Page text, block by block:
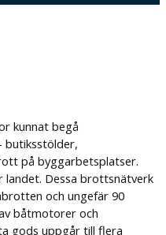
kunnat begå
butiksstölder,
på byggarbetsplatser.
Dessa brottsnätverk
och ungefär 90
båtmotorer och
gods uppgår till flera